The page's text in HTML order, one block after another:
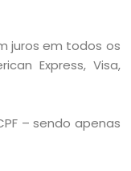
juros em todos os
Express, Visa,
– sendo apenas